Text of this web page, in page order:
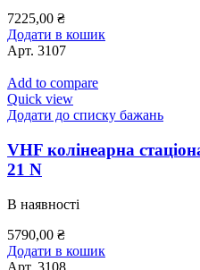
7225,00 ₴
Додати в кошик
Арт. 3107
Add to compare
Quick view
Додати до списку бажань
VHF колінеарна
21 N
В наявності
5790,00 ₴
Додати в кошик
Арт. 3108